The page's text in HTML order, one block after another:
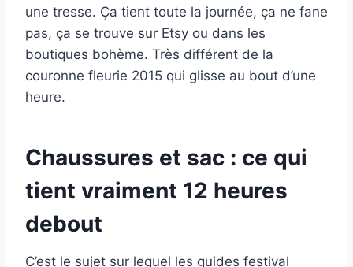
une tresse. Ça tient toute la journée, ça ne fane
pas, ça se trouve sur Etsy ou dans les
boutiques bohème. Très différent de la
couronne fleurie 2015 qui glisse au bout d’une
heure.
Chaussures et sac : ce qui
tient vraiment 12 heures
debout
C’est le sujet sur lequel les guides festival